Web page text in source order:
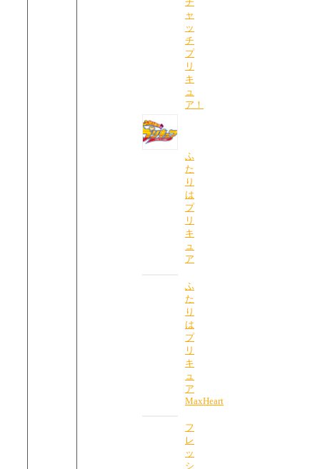
ャ
ッ
チ
プ
リ
キ
ュ
ア！
ふ
た
り
は
プ
リ
キ
ュ
ア
ふ
た
り
は
プ
リ
キ
ュ
ア
MaxHeart
フ
レ
ッ
シ